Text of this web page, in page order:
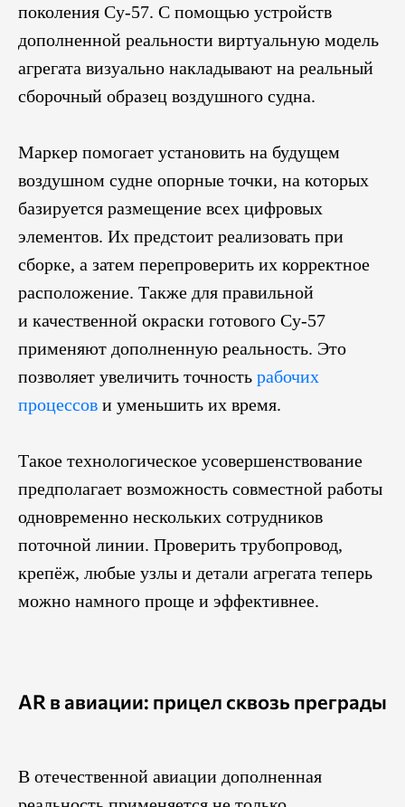
поколения Су-57. С помощью устройств
дополненной реальности виртуальную модель
агрегата визуально накладывают на реальный
сборочный образец воздушного судна.
Маркер помогает установить на будущем
воздушном судне опорные точки, на которых
базируется размещение всех цифровых
элементов. Их предстоит реализовать при
сборке, а затем перепроверить их корректное
расположение. Также для правильной
и качественной окраски готового Су-57
применяют дополненную реальность. Это
позволяет увеличить точность рабочих
процессов и уменьшить их время.
Такое технологическое усовершенствование
предполагает возможность совместной работы
одновременно нескольких сотрудников
поточной линии. Проверить трубопровод,
крепёж, любые узлы и детали агрегата теперь
можно намного проще и эффективнее.
AR в авиации: прицел сквозь преграды
В отечественной авиации дополненная